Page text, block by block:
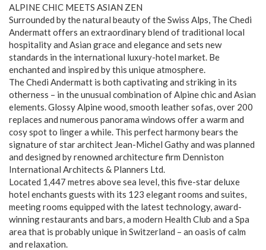
ALPINE CHIC MEETS ASIAN ZEN
Surrounded by the natural beauty of the Swiss Alps, The Chedi
Andermatt offers an extraordinary blend of traditional local
hospitality and Asian grace and elegance and sets new
standards in the international luxury-hotel market. Be
enchanted and inspired by this unique atmosphere.
The Chedi Andermatt is both captivating and striking in its
otherness – in the unusual combination of Alpine chic and Asian
elements. Glossy Alpine wood, smooth leather sofas, over 200
replaces and numerous panorama windows offer a warm and
cosy spot to linger a while. This perfect harmony bears the
signature of star architect Jean-Michel Gathy and was planned
and designed by renowned architecture firm Denniston
International Architects & Planners Ltd.
Located 1,447 metres above sea level, this five-star deluxe
hotel enchants guests with its 123 elegant rooms and suites,
meeting rooms equipped with the latest technology, award-
winning restaurants and bars, a modern Health Club and a Spa
area that is probably unique in Switzerland – an oasis of calm
and relaxation.